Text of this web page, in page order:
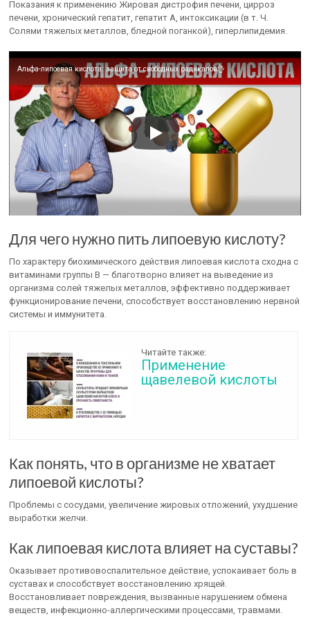
Показания к применению Жировая дистрофия печени, цирроз
печени, хронический гепатит, гепатит А, интоксикации (в т. Ч.
Солями тяжелых металлов, бледной поганкой), гиперлипидемия.
Альфа-липоевая кислота: защита от свободных радикалов👌
Для чего нужно пить липоевую кислоту?
По характеру биохимического действия липоевая кислота сходна с
витаминами группы В — благотворно влияет на выведение из
организма солей тяжелых металлов, эффективно поддерживает
функционирование печени, способствует восстановлению нервной
системы и иммунитета.
Читайте также:
Применение
щавелевой кислоты
Как понять, что в организме не хватает
липоевой кислоты?
Проблемы с сосудами, увеличение жировых отложений, ухудшение
выработки желчи.
Как липоевая кислота влияет на суставы?
Оказывает противовоспалительное действие, успокаивает боль в
суставах и способствует восстановлению хрящей.
Восстановливает повреждения, вызванные нарушением обмена
веществ, инфекционно-аллергическими процессами, травмами.